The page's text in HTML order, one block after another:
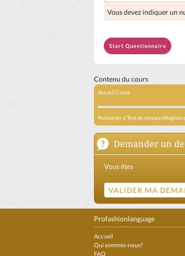
Vous devez indiquer un
Contenu du cours
Accueil Cours
Retourner à Test de niveau d’Anglais
Demander un
Vous êtes
Profashionlanguage
Accueil
Qui sommes-nous?
FAQ